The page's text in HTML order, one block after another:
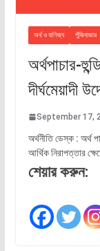
অর্থ ও বাণিজ্য পুঁজিবাজার
অর্থপাচার-
দীর্ঘমেয়াদী
September 17,
অর্থনীতি ডেস্ক : অর্থ
আর্থিক নিরাপত্তার
শেয়ার করুন: